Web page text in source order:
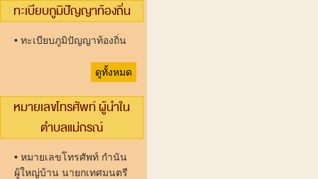
ทะเบียบภูมิปัญญาท้องถิ่น
• ทะเบียบภูมิปัญญาท้องถิ่น
ดูทั้งหมด
หมายเลขโทรศัพท์ ผู้นำใน
ตำบลแม่กรณ์
• หมายเลขโทรศัพท์ กำนัน
ผู้ใหญ่บ้าน นายกเทศมนตรี